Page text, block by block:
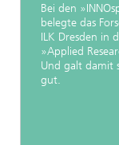
Bei den
belegte das
ILK Dresden in
»Applied
Und galt damit
gut.